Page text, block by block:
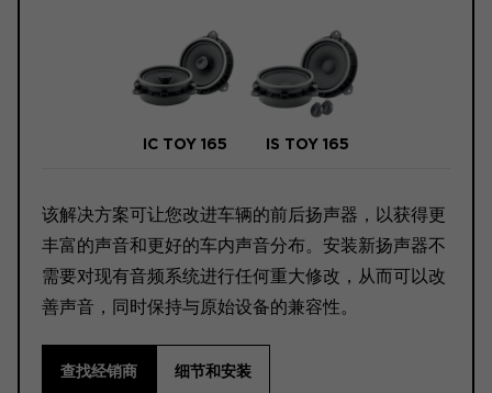
IC TOY 165 IS TOY 165
该解决方案可让您改进车辆的前后扬声器，以获得更
丰富的声音和更好的车内声音分布。安装新扬声器不
需要对现有音频系统进行任何重大修改，从而可以改
善声音，同时保持与原始设备的兼容性。
查找经销商 细节和安装